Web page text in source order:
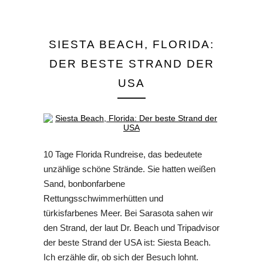
SIESTA BEACH, FLORIDA:
DER BESTE STRAND DER
USA
10 Tage Florida Rundreise, das bedeutete
unzählige schöne Strände. Sie hatten weißen
Sand, bonbonfarbene
Rettungsschwimmerhütten und
türkisfarbenes Meer. Bei Sarasota sahen wir
den Strand, der laut Dr. Beach und Tripadvisor
der beste Strand der USA ist: Siesta Beach.
Ich erzähle dir, ob sich der Besuch lohnt.